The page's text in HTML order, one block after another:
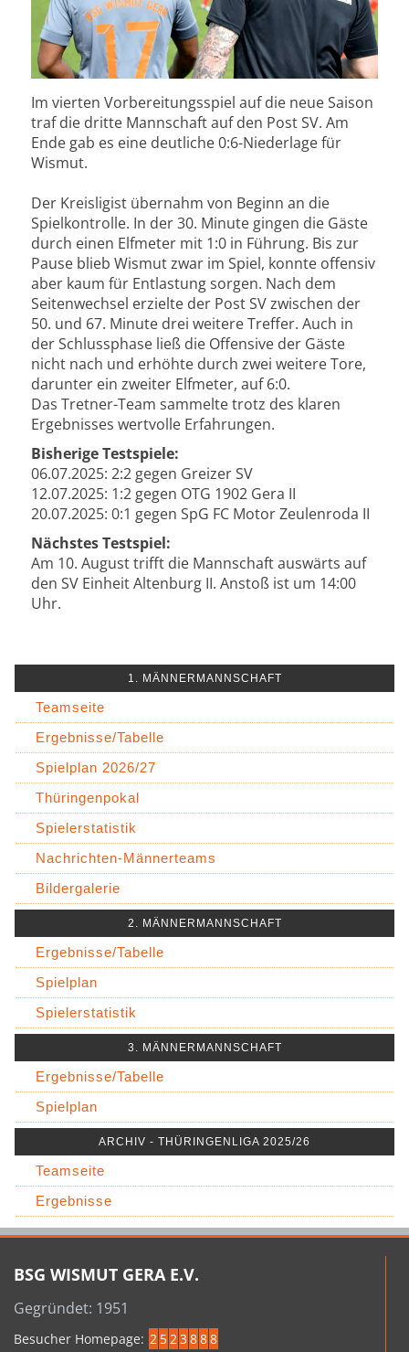
Im vierten Vorbereitungsspiel auf die neue Saison
traf die dritte Mannschaft auf den Post SV. Am
Ende gab es eine deutliche 0:6-Niederlage für
Wismut.
Der Kreisligist übernahm von Beginn an die
Spielkontrolle. In der 30. Minute gingen die Gäste
durch einen Elfmeter mit 1:0 in Führung. Bis zur
Pause blieb Wismut zwar im Spiel, konnte offensiv
aber kaum für Entlastung sorgen. Nach dem
Seitenwechsel erzielte der Post SV zwischen der
50. und 67. Minute drei weitere Treffer. Auch in
der Schlussphase ließ die Offensive der Gäste
nicht nach und erhöhte durch zwei weitere Tore,
darunter ein zweiter Elfmeter, auf 6:0.
Das Tretner-Team sammelte trotz des klaren
Ergebnisses wertvolle Erfahrungen.
Bisherige Testspiele:
06.07.2025: 2:2 gegen Greizer SV
12.07.2025: 1:2 gegen OTG 1902 Gera II
20.07.2025: 0:1 gegen SpG FC Motor Zeulenroda II
Nächstes Testspiel:
Am 10. August trifft die Mannschaft auswärts auf
den SV Einheit Altenburg II. Anstoß ist um 14:00
Uhr.
1. MÄNNERMANNSCHAFT
Teamseite
Ergebnisse/Tabelle
Spielplan 2026/27
Thüringenpokal
Spielerstatistik
Nachrichten-Männerteams
Bildergalerie
2. MÄNNERMANNSCHAFT
Ergebnisse/Tabelle
Spielplan
Spielerstatistik
3. MÄNNERMANNSCHAFT
Ergebnisse/Tabelle
Spielplan
ARCHIV - THÜRINGENLIGA 2025/26
Teamseite
Ergebnisse
BSG WISMUT GERA E.V.
Gegründet: 1951
Besucher Homepage: 2 523 888